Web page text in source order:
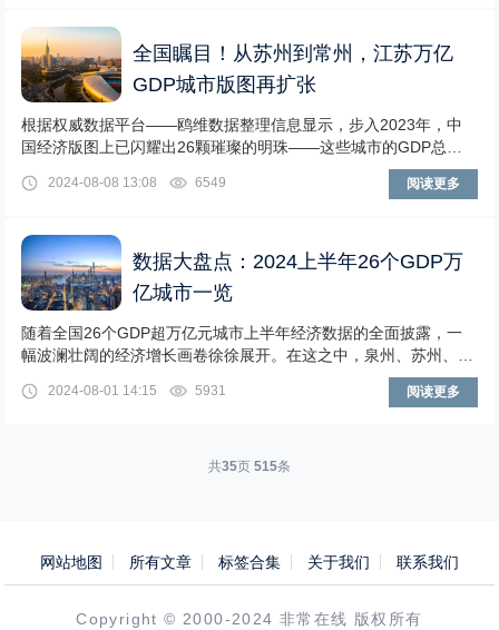
全国瞩目！从苏州到常州，江苏万亿
GDP城市版图再扩张
根据权威数据平台——鸥维数据整理信息显示，步入2023年，中
国经济版图上已闪耀出26颗璀璨的明珠——这些城市的GDP总量
2024-08-08 13:08 6549 阅读更多
数据大盘点：2024上半年26个GDP万
亿城市一览
随着全国26个GDP超万亿元城市上半年经济数据的全面披露，一
幅波澜壮阔的经济增长画卷徐徐展开。在这之中，泉州、苏州、福
2024-08-01 14:15 5931 阅读更多
共35页 515条
网站地图 所有文章 标签合集 关于我们 联系我们
Copyright © 2000-2024 非常在线 版权所有